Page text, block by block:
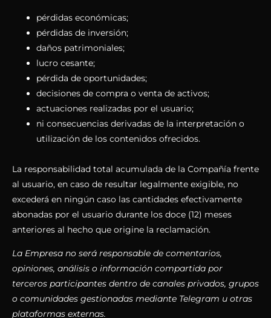
pérdidas económicas;
pérdidas de inversión;
daños patrimoniales;
lucro cesante;
pérdida de oportunidades;
decisiones de compra o venta de activos;
actuaciones realizadas por el usuario;
ni consecuencias derivadas de la interpretación o
utilización de los contenidos ofrecidos.
La responsabilidad total acumulada de la Compañía frente
al usuario, en caso de resultar legalmente exigible, no
excederá en ningún caso las cantidades efectivamente
abonadas por el usuario durante los doce (12) meses
anteriores al hecho que origine la reclamación.
La Empresa no será responsable de comentarios,
opiniones, análisis o información compartida por
terceros participantes dentro de canales privados, grupos
o comunidades gestionadas mediante Telegram u otras
plataformas externas.